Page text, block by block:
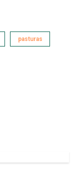
pasturas